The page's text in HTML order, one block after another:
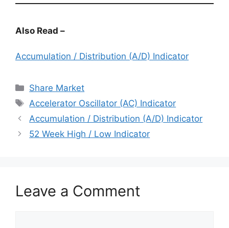
Also Read –
Accumulation / Distribution (A/D) Indicator
Categories
Share Market
Tags
Accelerator Oscillator (AC) Indicator
Accumulation / Distribution (A/D) Indicator
52 Week High / Low Indicator
Leave a Comment